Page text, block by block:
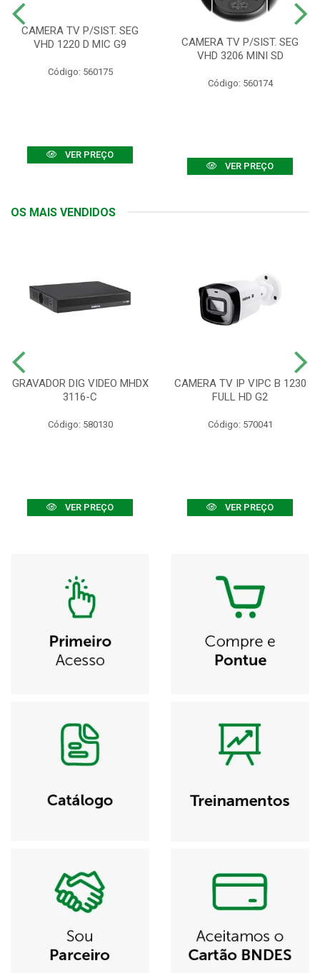
CAMERA TV P/SIST. SEG
VHD 1220 D MIC G9
Código: 560175
VER PREÇO
CAMERA TV P/SIST. SEG
VHD 3206 MINI SD
Código: 560174
VER PREÇO
OS MAIS VENDIDOS
GRAVADOR DIG VIDEO MHDX
3116-C
Código: 580130
VER PREÇO
CAMERA TV IP VIPC B 1230
FULL HD G2
Código: 570041
VER PREÇO